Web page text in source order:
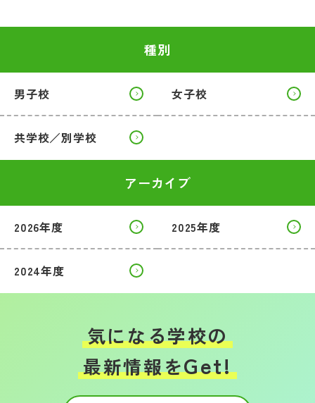
種別
男子校 女子校
共学校／別学校
アーカイブ
2026年度 2025年度
2024年度
気になる学校の
最新情報をGet!